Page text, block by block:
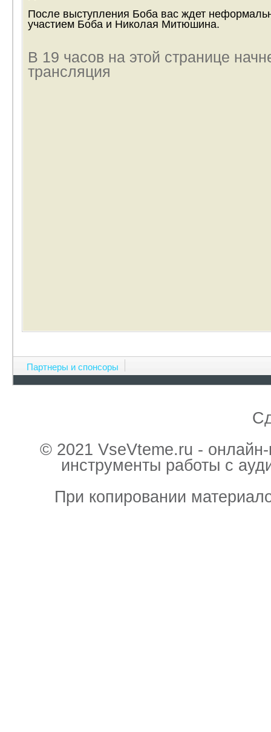
После выступления Боба вас ждет
участием Боба и Николая Митюшина.
В 19 часов на этой странице
трансляция
Партнеры и спонсоры
© 2021 VseVteme.ru -
инструменты работы с
При копировании